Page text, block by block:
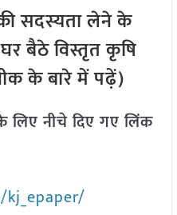
सदस्यता लेने के
बैठे विस्तृत कृषि
के बारे में पढ़ें)
नीचे दिए गए लिंक